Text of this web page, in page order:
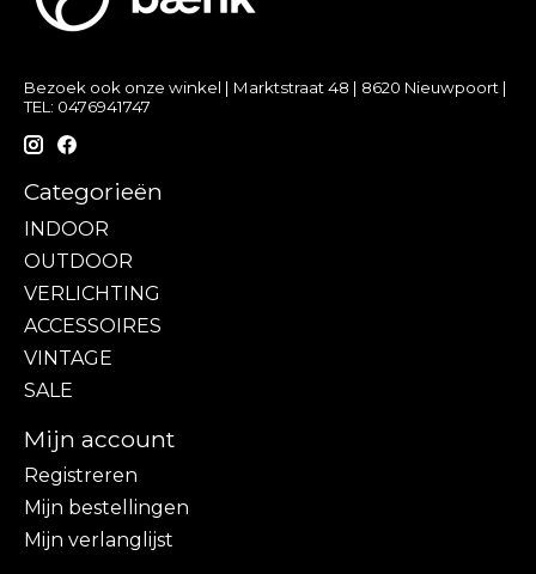
Bezoek ook onze winkel | Marktstraat 48 | 8620 Nieuwpoort |
TEL: 0476941747
Categorieën
INDOOR
OUTDOOR
VERLICHTING
ACCESSOIRES
VINTAGE
SALE
Mijn account
Registreren
Mijn bestellingen
Mijn verlanglijst